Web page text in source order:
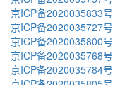
京ICP备2020035833号
京ICP备2020035727号
京ICP备2020035800号
京ICP备2020035768号
京ICP备2020035784号